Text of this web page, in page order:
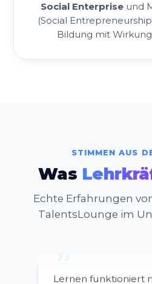
Social Enterprise und
(Social
Bildung mit
STIMMEN AUS
Was
Echte Erfahrungen
TalentsLounge im
Lernen funktioniert